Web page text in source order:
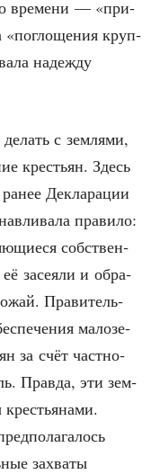
вре­ме­ни — «при­
«погло­ще­ния круп­
надеж­ду
с зем­ля­ми,
кре­стьян. Здесь
Декла­ра­ции
пра­ви­ло:
соб­ствен­
засе­я­ли и обра­
Пра­ви­тель­
мало­зе­
за счёт част­но­
Прав­да, эти зем­
захва­ты